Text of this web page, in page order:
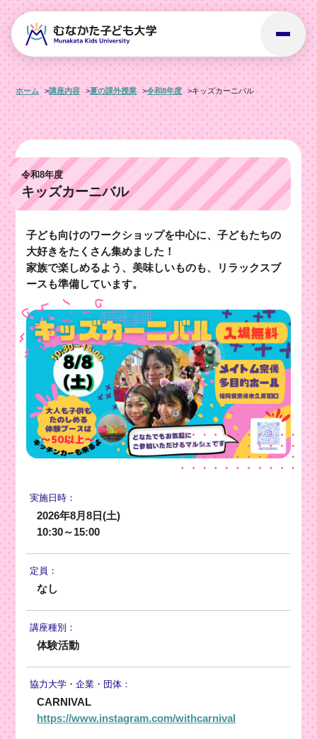
ホーム 講座内容 夏の課外授業 令和8年度 キッズカーニバル
令和8年度
キッズカーニバル
子ども向けのワークショップを中心に、子どもたちの
大好きをたくさん集めました！
家族で楽しめるよう、美味しいものも、リラックスブ
ースも準備しています。
実施日時：
2026年8月8日(土)
10:30～15:00
定員：
なし
講座種別：
体験活動
協力大学・企業・団体：
CARNIVAL
https://www.instagram.com/withcarnival